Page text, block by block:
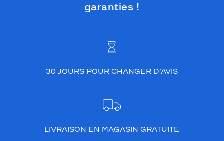
garanties !
30 JOURS POUR CHANGER D’AVIS
LIVRAISON EN MAGASIN GRATUITE